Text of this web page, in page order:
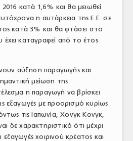
κατά 1,6% και θα μειωθεί
η αυτάρκεια της Ε.Ε. σε
κατά 3% και θα φτάσει στο
καταγραφεί από το έτος
αύξηση παραγωγής και
μείωση της
η παραγωγή να βρίσκει
εξαγωγές με προορισμό κυρίως
τις Ιαπωνία, Χονγκ Κονγκ,
δε χαρακτηριστικό ότι μέχρι
χοιρινού κρέατος και